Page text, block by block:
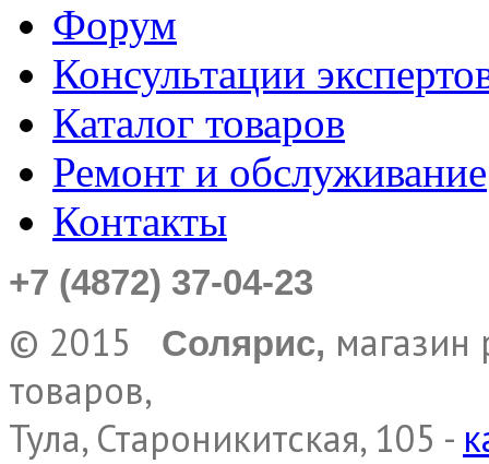
Форум
Консультации
Каталог товаров
Ремонт и обслуживание
Контакты
+7 (4872) 37-04-23
© 2015 Солярис, магазин
товаров,
Тула, Староникитская, 105 -